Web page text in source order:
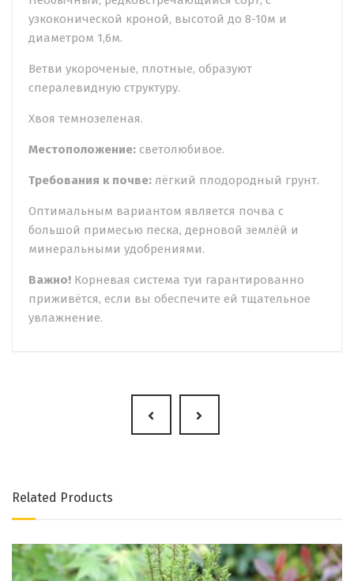
узкоконической кроной, высотой до 8-10м и
диаметром 1,6м.
Ветви укороченые, плотные, образуют
спералевидную структуру.
Хвоя темнозеленая.
Местоположение: светолюбивое.
Требования к почве: лёгкий плодородный грунт.
Оптимальным вариантом является почва с
большой примесью песка, дерновой землёй и
минеральными удобрениями.
Важно! Корневая система туи гарантированно
приживётся, если вы обеспечите ей тщательное
увлажнение.
Related Products